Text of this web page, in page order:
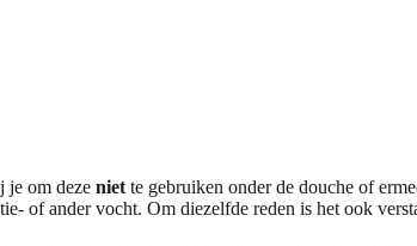
je om deze niet te gebruiken onder de douche of
of ander vocht. Om diezelfde reden is het ook